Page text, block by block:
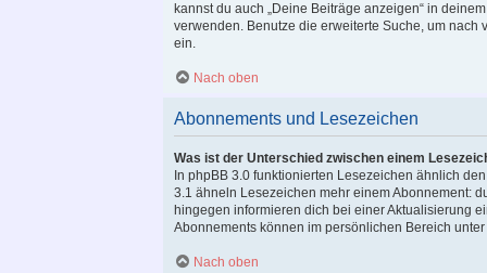
kannst du auch „Deine Beiträge anzeigen“ in
verwenden. Benutze die erweiterte Suche, um
ein.
Nach oben
Abonnements und Lesezeichen
Was ist der Unterschied zwischen einem
In phpBB 3.0 funktionierten Lesezeichen ähnlich
3.1 ähneln Lesezeichen mehr einem Abonnement:
hingegen informieren dich bei einer Aktualisierung
Abonnements können im persönlichen Bereich
Nach oben